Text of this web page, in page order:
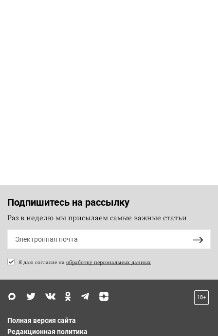
Подпишитесь на рассылку
Раз в неделю мы присылаем самые важные статьи
Я даю согласие на обработку персональных данных
18+
Полная версия сайта
Редакционная политика